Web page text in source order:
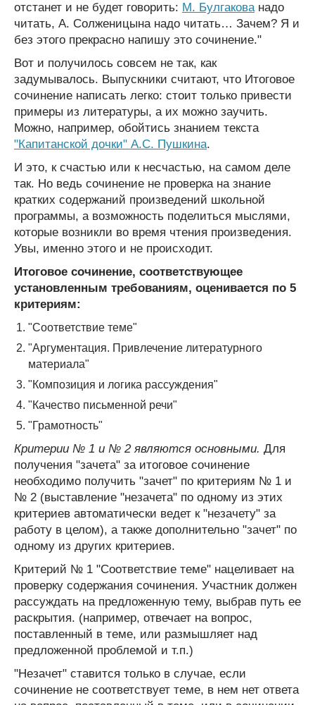
отстанет и не будет говорить: М. Булгакованадо
читать, А. Солженицына надо читать… Зачем? Я и
без этого прекрасно напишу это сочинение."
Вот и получилось совсем не так, как
задумывалось. Выпускники считают, что Итоговое
сочинение написать легко: стоит только привести
примеры из литературы, а их можно заучить.
Можно, например, обойтись знанием текста
"Капитанской дочки" А.С. Пушкина.
И это, к счастью или к несчастью, на самом деле
так. Но ведь сочинение не проверка на знание
кратких содержаний произведений школьной
программы, а возможность поделиться мыслями,
которые возникли во время чтения произведения.
Увы, именно этого и не происходит.
Итоговое сочинение, соответствующее
установленным требованиям, оценивается по 5
критериям:
"Соответствие теме"
"Аргументация. Привлечение литературного
материала"
"Композиция и логика рассуждения"
"Качество письменной речи"
"Грамотность"
Критерии № 1 и № 2 являются основными. Для
получения "зачета" за итоговое сочинение
необходимо получить "зачет" по критериям № 1 и
№ 2 (выставление "незачета" по одному из этих
критериев автоматически ведет к "незачету" за
работу в целом), а также дополнительно "зачет" по
одному из других критериев.
Критерий № 1 "Соответствие теме" нацеливает на
проверку содержания сочинения. Участник должен
рассуждать на предложенную тему, выбрав путь ее
раскрытия. (например, отвечает на вопрос,
поставленный в теме, или размышляет над
предложенной проблемой и т.п.)
"Незачет" ставится только в случае, если
сочинение не соответствует теме, в нем нет ответа